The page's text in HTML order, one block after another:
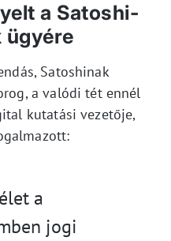
a Satoshi-
ügyére
Satoshinak
a valódi tét ennél
kutatási vezetője,
a
jogi